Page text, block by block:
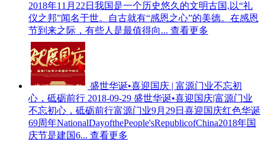
2018年11月22日我国是一个历史悠久的文明古国,以“礼
仪之邦”闻名于世。自古就有“感恩之心”的美德。在感恩
节到来之际，有些人是最值得向... 查看更多
盛世华诞•喜迎国庆 | 富源门业不忘初
心，砥砺前行 2018-09-29 盛世华诞•喜迎国庆|富源门业
不忘初心，砥砺前行富源门业9月29日喜迎国庆红色华诞
69周年NationalDayofthePeople'sRepublicofChina2018年国
庆节是建国6... 查看更多